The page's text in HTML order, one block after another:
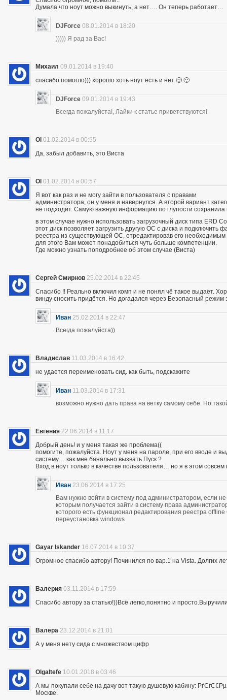
Думала что ноут можно выкинуть, а нет…. Он теперь работает…
DJForce 08.01.2014 в 18:20
))))) Я рад за Вас!
Михаил 09.01.2014 в 19:40
спасибо помогло))) хорошо хоть ноут есть и нет 🙂 🙂
DJForce 09.01.2014 в 19:43
Всегда пожалуйста!, Лайки к статье приветствуются!
Ol 01.02.2014 в 00:55
Да, забыл добавить, это Виста
Ol 01.02.2014 в 00:57
Я вот как раз и не могу зайти в пользователя с правами
администратора, он у меня и навернулся. А второй вариант
не подходит. Самую важную информацию по глупости сохранила
в этом случае нужно использовать загрузочный диск типа ERD
этот диск позволяет загрузить другую ОС с диска и подключить
реестра из существующей ОС, отредактировав его
для этого Вам может понадобиться чуть больше компетенции.
Где можно узнать поподробнее об этом случае (Виста)
Сергей Смирнов 25.02.2014 в 22:45
Спасибо !! Реально включил комп и не понял чё такое выдаёт.
винду сносить придётся. Но догадался через Безопасный
Иван 25.02.2014 в 22:47
Всегда пожалуйста))
Владислав 11.03.2014 в 16:42
не удается переименовать сид. как быть, подскажите
Иван 11.03.2014 в 17:31
возможно нужно дать права на ветку самому себе. Но
Евгения 22.06.2014 в 11:17
Добрый день! и у меня такая же проблема((
помогите, пожалуйста. Ноут у меня на пароле, при его вводе и
систему… как мне банально вызвать Пуск ?
Вход в ноут только в качестве пользователя… но я в этом
Иван 23.06.2014 в 17:25
Вам нужно войти в систему под администратором, если
которым получается зайти в систему права
которого есть функционал редактирования реестра
переустановка windows
Gayar Iskander 16.07.2014 в 10:37
Огромное спасибо автору! Починился по вар.1 на Vista. Долгих
Валерия 03.11.2014 в 17:59
Спасибо автору за статью!))Всё легко,понятно и
Валера 23.12.2014 в 21:01
А у меня нету сида с множеством цифр
OlgaItefe 10.01.2018 в 03:46
А мы покупали себе на дачу вот такую душевую кабину:
Москве.